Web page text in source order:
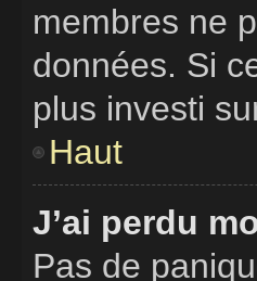
membres ne
données. Si
plus investi
Haut
J’ai perdu
Pas de